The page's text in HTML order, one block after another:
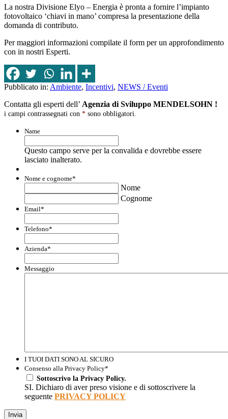
La nostra Divisione Elyo – Energia è pronta a fornire l’impianto
fotovoltaico ‘chiavi in mano’ compresa la presentazione della
domanda di contributo.
Per maggiori informazioni compilate il form per un approfondimento
con in nostri Esperti.
Pubblicato in: Ambiente, Incentivi, NEWS / Eventi
Contatta gli esperti dell’ Agenzia di Sviluppo MENDELSOHN !
i campi contrassegnati con * sono obbligatori.
Name
Questo campo serve per la convalida e dovrebbe essere
lasciato inalterato.
Nome e cognome*
Nome
Cognome
Email*
Telefono*
Azienda*
Messaggio
I TUOI DATI SONO AL SICURO
Consenso alla Privacy Policy*
Sottoscrivo la Privacy Policy.
SI. Dichiaro di aver preso visione e di sottoscrivere la
seguente PRIVACY POLICY
Invia